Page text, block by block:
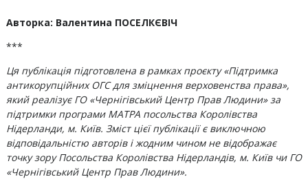
Авторка: Валентина ПОСЕЛКЄВІЧ
***
Ця публікація підготовлена в рамках проєкту «Підтримка
антикорупційних ОГС для зміцнення верховенства права»,
який реалізує ГО «Чернігівський Центр Прав Людини» за
підтримки програми МАТРА посольства Королівства
Нідерланди, м. Київ. Зміст цієї публікації є виключною
відповідальністю авторів і жодним чином не відображає
точку зору Посольства Королівства Нідерландів, м. Київ чи ГО
«Чернігівський Центр Прав Людини».